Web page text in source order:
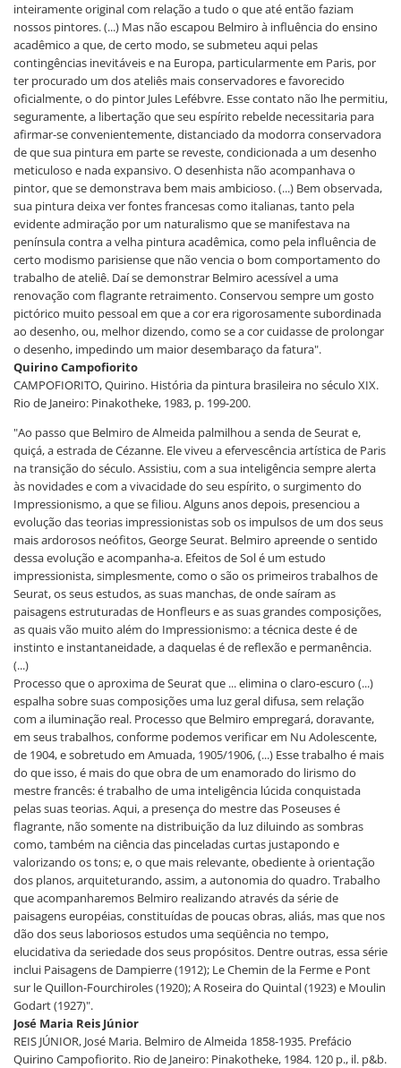
inteiramente original com relação a tudo o que até então faziam
nossos pintores. (...) Mas não escapou Belmiro à influência do ensino
acadêmico a que, de certo modo, se submeteu aqui pelas
contingências inevitáveis e na Europa, particularmente em Paris, por
ter procurado um dos ateliês mais conservadores e favorecido
oficialmente, o do pintor Jules Lefébvre. Esse contato não lhe permitiu,
seguramente, a libertação que seu espírito rebelde necessitaria para
afirmar-se convenientemente, distanciado da modorra conservadora
de que sua pintura em parte se reveste, condicionada a um desenho
meticuloso e nada expansivo. O desenhista não acompanhava o
pintor, que se demonstrava bem mais ambicioso. (...) Bem observada,
sua pintura deixa ver fontes francesas como italianas, tanto pela
evidente admiração por um naturalismo que se manifestava na
península contra a velha pintura acadêmica, como pela influência de
certo modismo parisiense que não vencia o bom comportamento do
trabalho de ateliê. Daí se demonstrar Belmiro acessível a uma
renovação com flagrante retraimento. Conservou sempre um gosto
pictórico muito pessoal em que a cor era rigorosamente subordinada
ao desenho, ou, melhor dizendo, como se a cor cuidasse de prolongar
o desenho, impedindo um maior desembaraço da fatura".
Quirino Campofiorito
CAMPOFIORITO, Quirino. História da pintura brasileira no século XIX.
Rio de Janeiro: Pinakotheke, 1983, p. 199-200.
"Ao passo que Belmiro de Almeida palmilhou a senda de Seurat e,
quiçá, a estrada de Cézanne. Ele viveu a efervescência artística de Paris
na transição do século. Assistiu, com a sua inteligência sempre alerta
às novidades e com a vivacidade do seu espírito, o surgimento do
Impressionismo, a que se filiou. Alguns anos depois, presenciou a
evolução das teorias impressionistas sob os impulsos de um dos seus
mais ardorosos neófitos, George Seurat. Belmiro apreende o sentido
dessa evolução e acompanha-a. Efeitos de Sol é um estudo
impressionista, simplesmente, como o são os primeiros trabalhos de
Seurat, os seus estudos, as suas manchas, de onde saíram as
paisagens estruturadas de Honfleurs e as suas grandes composições,
as quais vão muito além do Impressionismo: a técnica deste é de
instinto e instantaneidade, a daquelas é de reflexão e permanência.
(...)
Processo que o aproxima de Seurat que ... elimina o claro-escuro (...)
espalha sobre suas composições uma luz geral difusa, sem relação
com a iluminação real. Processo que Belmiro empregará, doravante,
em seus trabalhos, conforme podemos verificar em Nu Adolescente,
de 1904, e sobretudo em Amuada, 1905/1906, (...) Esse trabalho é mais
do que isso, é mais do que obra de um enamorado do lirismo do
mestre francês: é trabalho de uma inteligência lúcida conquistada
pelas suas teorias. Aqui, a presença do mestre das Poseuses é
flagrante, não somente na distribuição da luz diluindo as sombras
como, também na ciência das pinceladas curtas justapondo e
valorizando os tons; e, o que mais relevante, obediente à orientação
dos planos, arquiteturando, assim, a autonomia do quadro. Trabalho
que acompanharemos Belmiro realizando através da série de
paisagens européias, constituídas de poucas obras, aliás, mas que nos
dão dos seus laboriosos estudos uma seqüência no tempo,
elucidativa da seriedade dos seus propósitos. Dentre outras, essa série
inclui Paisagens de Dampierre (1912); Le Chemin de la Ferme e Pont
sur le Quillon-Fourchiroles (1920); A Roseira do Quintal (1923) e Moulin
Godart (1927)".
José Maria Reis Júnior
REIS JÚNIOR, José Maria. Belmiro de Almeida 1858-1935. Prefácio
Quirino Campofiorito. Rio de Janeiro: Pinakotheke, 1984. 120 p., il. p&b.